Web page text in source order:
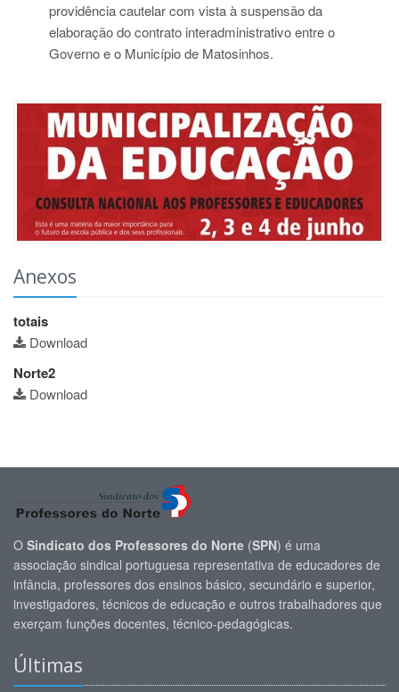
providência cautelar com vista à suspensão da
elaboração do contrato interadministrativo entre o
Governo e o Município de Matosinhos.
Anexos
totais
Download
Norte2
Download
O Sindicato dos Professores do Norte (SPN) é uma
associação sindical portuguesa representativa de educadores de
infância, professores dos ensinos básico, secundário e superior,
investigadores, técnicos de educação e outros trabalhadores que
exerçam funções docentes, técnico-pedagógicas.
Últimas